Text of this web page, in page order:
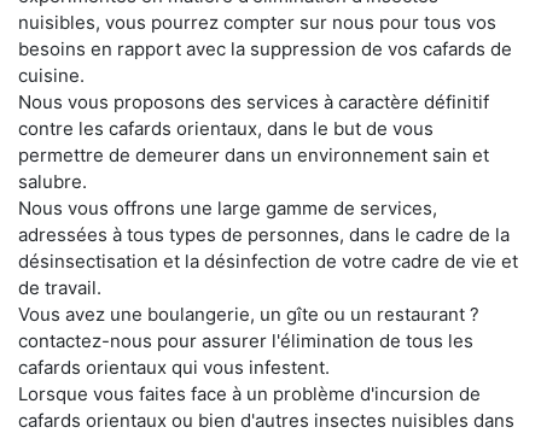
nuisibles, vous pourrez compter sur nous pour tous vos
besoins en rapport avec la suppression de vos cafards de
cuisine.
Nous vous proposons des services à caractère définitif
contre les cafards orientaux, dans le but de vous
permettre de demeurer dans un environnement sain et
salubre.
Nous vous offrons une large gamme de services,
adressées à tous types de personnes, dans le cadre de la
désinsectisation et la désinfection de votre cadre de vie et
de travail.
Vous avez une boulangerie, un gîte ou un restaurant ?
contactez-nous pour assurer l'élimination de tous les
cafards orientaux qui vous infestent.
Lorsque vous faites face à un problème d'incursion de
cafards orientaux ou bien d'autres insectes nuisibles dans